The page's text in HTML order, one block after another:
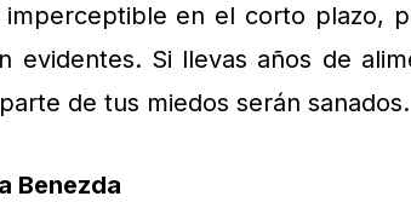
imperceptible en el corto plazo,
evidentes. Si llevas años de
de tus miedos serán sanados.
Benezda